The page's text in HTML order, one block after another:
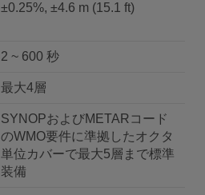
±0.25%, ±4.6 m (15.1 ft)
2 ~ 600 秒
最大4層
SYNOPおよびMETARコード
のWMO要件に準拠したオクタ
単位カバーで最大5層まで標準
装備